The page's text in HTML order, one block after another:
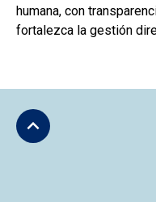
humana, con
fortalezca la gestión